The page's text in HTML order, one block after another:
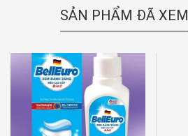
SẢN PHẨM ĐÃ XEM